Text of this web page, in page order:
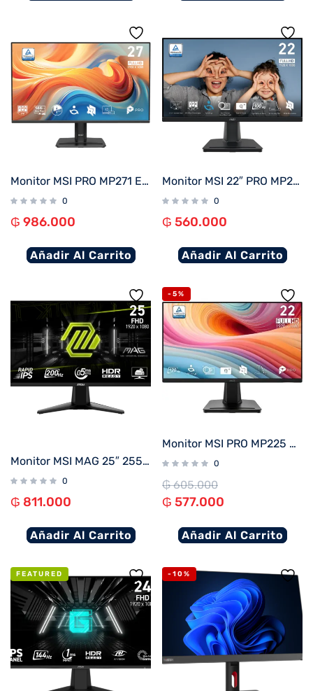
Monitor MSI PRO MP271 E14A 27″ 144Hz Full HD IPS
0
₲ 986.000
Añadir Al Carrito
Monitor MSI 22″ PRO MP225 100HZ
0
₲ 560.000
Añadir Al Carrito
Monitor MSI MAG 25″ 255F E20 IPS 200HZ
0
₲ 811.000
Añadir Al Carrito
-5%
Monitor MSI PRO MP225 E12VL 21.5″ FHD/100Hz/1ms
0
₲605.000
₲ 577.000
Añadir Al Carrito
FEATURED -10%